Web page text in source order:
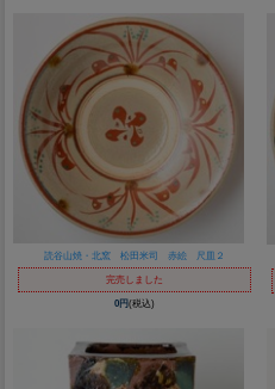
読谷山焼・北窯 松田米司 赤絵 尺皿２
完売しました
0円(税込)